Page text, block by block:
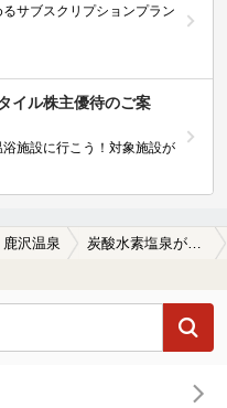
サブスクリプションプラン
イル株主優待のご案
施設に行こう！対象施設が
鹿沢温泉 炭酸水素塩泉が楽しめる鹿沢温泉の温泉、日帰り温泉、スーパー銭湯おすすめ